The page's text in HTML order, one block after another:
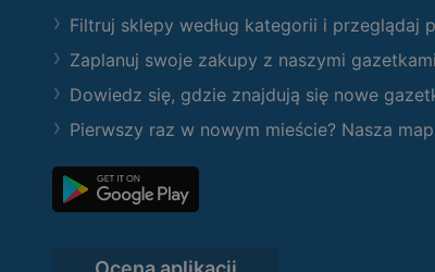
Filtruj sklepy według kategorii i przeglądaj
Zaplanuj swoje zakupy z naszymi gazetkami
Dowiedz się, gdzie znajdują się nowe
Pierwszy raz w nowym mieście? Nasza